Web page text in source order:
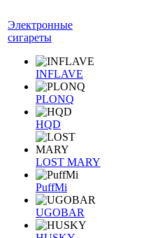
Электронные
сигареты
INFLAVE
PLONQ
HQD
LOST MARY
PuffMi
UGOBAR